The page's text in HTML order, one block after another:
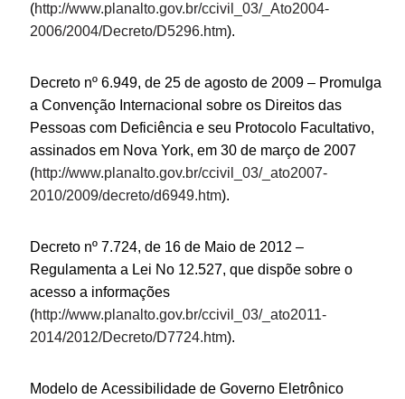
(http://www.planalto.gov.br/ccivil_03/_Ato2004-
2006/2004/Decreto/D5296.htm).
Decreto nº 6.949, de 25 de agosto de 2009 – Promulga
a Convenção Internacional sobre os Direitos das
Pessoas com Deficiência e seu Protocolo Facultativo,
assinados em Nova York, em 30 de março de 2007
(http://www.planalto.gov.br/ccivil_03/_ato2007-
2010/2009/decreto/d6949.htm).
Decreto nº 7.724, de 16 de Maio de 2012 –
Regulamenta a Lei No 12.527, que dispõe sobre o
acesso a informações
(http://www.planalto.gov.br/ccivil_03/_ato2011-
2014/2012/Decreto/D7724.htm).
Modelo de Acessibilidade de Governo Eletrônico